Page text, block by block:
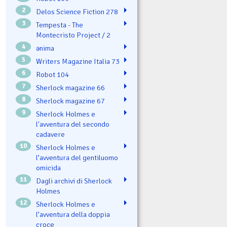
2 Delos Science Fiction 278
3
Tempesta - The
Montecristo Project / 2
4 ənima
5 Writers Magazine Italia 73
6 Robot 104
7 Sherlock magazine 66
8 Sherlock magazine 67
9
Sherlock Holmes e
l'avventura del secondo
cadavere
10
Sherlock Holmes e
l’avventura del gentiluomo
omicida
11
Dagli archivi di Sherlock
Holmes
12
Sherlock Holmes e
l’avventura della doppia
croce